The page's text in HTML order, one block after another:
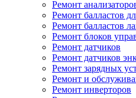
Ремонт
Ремонт балластов
Ремонт балластов
Ремонт блоков
Ремонт датчиков
Ремонт датчиков
Ремонт зарядных
Ремонт и
Ремонт инверторов